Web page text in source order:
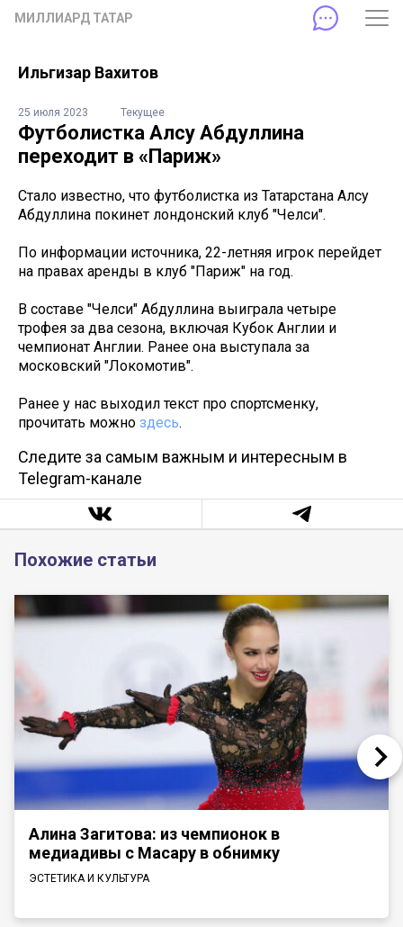
МИЛЛИАРД ТАТАР
Ильгизар Вахитов
25 июля 2023 Текущее
Футболистка Алсу Абдуллина
переходит в «Париж»
Стало известно, что футболистка из Татарстана Алсу
Абдуллина покинет лондонский клуб "Челси".
По информации источника, 22-летняя игрок перейдет
на правах аренды в клуб "Париж" на год.
В составе "Челси" Абдуллина выиграла четыре
трофея за два сезона, включая Кубок Англии и
чемпионат Англии. Ранее она выступала за
московский "Локомотив".
Ранее у нас выходил текст про спортсменку,
прочитать можно здесь.
Следите за самым важным и интересным в
Telegram-канале
Похожие статьи
Алина Загитова: из чемпионок в
медиадивы с Масару в обнимку
ЭСТЕТИКА И КУЛЬТУРА